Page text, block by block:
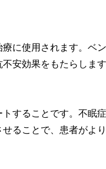
に使用されます。ベ
安効果をもたらしま
することです。不眠
ることで、患者がよ